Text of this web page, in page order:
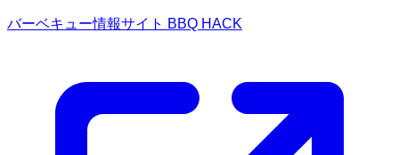
バーベキュー情報サイト BBQ HACK